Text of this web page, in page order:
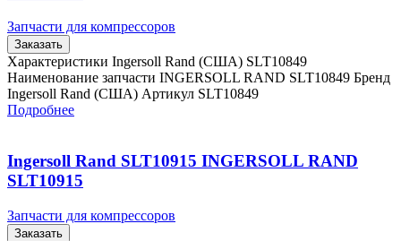
Запчасти для компрессоров
Заказать
Характеристики Ingersoll Rand (США) SLT10849
Наименование запчасти INGERSOLL RAND SLT10849 Бренд
Ingersoll Rand (США) Артикул SLT10849
Подробнее
Ingersoll Rand SLT10915 INGERSOLL RAND
SLT10915
Запчасти для компрессоров
Заказать